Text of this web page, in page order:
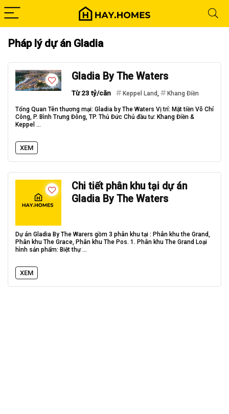
Pháp lý dự án Gladia
Gladia By The Waters
Từ 23 tỷ/căn Keppel Land, Khang Điền
Tổng Quan Tên thương mại: Gladia by The Waters Vị trí: Mặt tiền Võ Chí
Công, P. Bình Trưng Đông, TP. Thủ Đức Chủ đầu tư: Khang Điền &
Keppel ...
XEM
Chi tiết phân khu tại dự án
Gladia By The Waters
Dự án Gladia By The Warers gồm 3 phân khu tại : Phân khu the Grand,
Phân khu The Grace, Phân khu The Pos. 1. Phân khu The Grand Loại
hình sản phẩm: Biệt thự ...
XEM